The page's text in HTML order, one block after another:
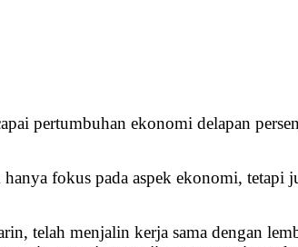
pertumbuhan ekonomi delapan
fokus pada aspek ekonomi, tetapi
telah menjalin kerja sama dengan